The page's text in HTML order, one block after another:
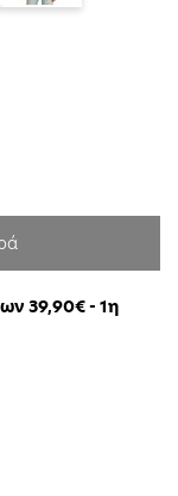
39,90€ - 1η